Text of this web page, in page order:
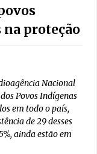
na proteção
Nacional
Povos Indígenas
em todo o país,
de 29 desses
ainda estão em